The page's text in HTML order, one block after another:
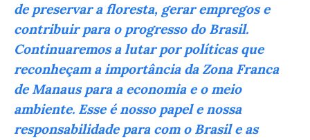
de preservar a floresta, gerar empregos e
contribuir para o progresso do Brasil.
Continuaremos a lutar por políticas que
reconheçam a importância da Zona Franca
de Manaus para a economia e o meio
ambiente. Esse é nosso papel e nossa
responsabilidade para com o Brasil e as